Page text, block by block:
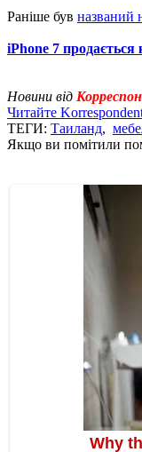
Раніше був названий
іPhone 7
Новини від
Читайте
ТЕГИ: Таиланд,
Якщо ви помітили